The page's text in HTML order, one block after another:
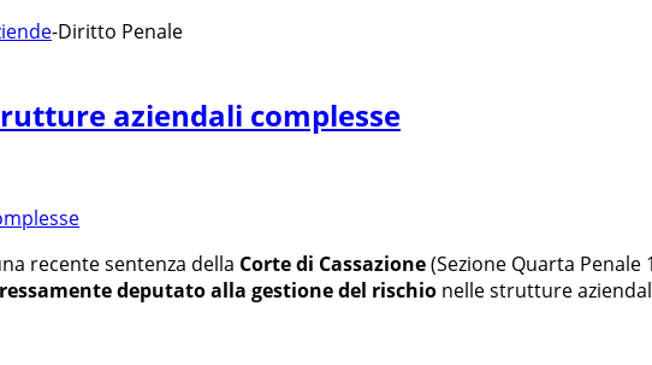
-Diritto Penale
aziendali complesse
recente sentenza della Corte di Cassazione(Sezione Quarta Penale
deputato alla gestione del rischio nelle strutture